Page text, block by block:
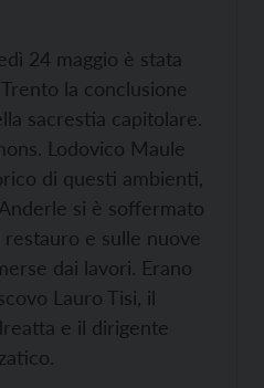
24 maggio è stata
la conclusione
sacrestia capitolare.
Lodovico Maule
di questi ambienti,
si è soffermato
e sulle nuove
dai lavori. Erano
Lauro Tisi, il
e il dirigente